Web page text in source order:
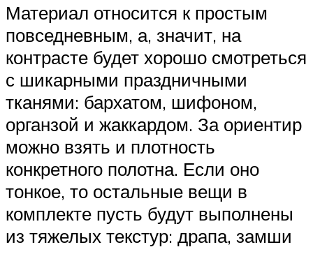
Материал относится к простым
повседневным, а, значит, на
контрасте будет хорошо смотреться
с шикарными праздничными
тканями: бархатом, шифоном,
органзой и жаккардом. За ориентир
можно взять и плотность
конкретного полотна. Если оно
тонкое, то остальные вещи в
комплекте пусть будут выполнены
из тяжелых текстур: драпа, замши